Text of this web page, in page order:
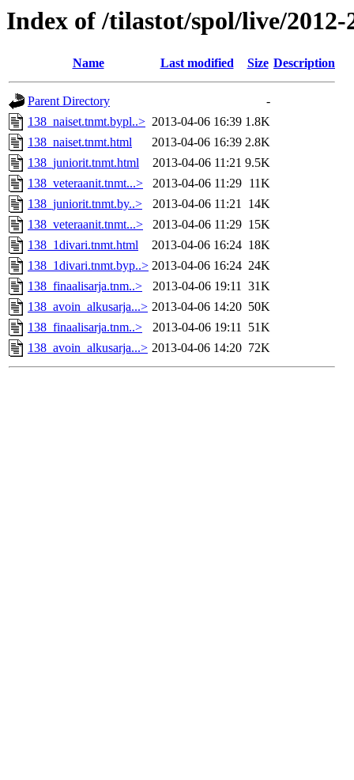
Index of /tilastot/spol/live/2012-
Name Last modified Size Description
Parent Directory
-
138_naiset.tnmt.bypl..> 2013-04-06 16:39 1.8K
138_naiset.tnmt.html
2013-04-06 16:39 2.8K
138_juniorit.tnmt.html
2013-04-06 11:21 9.5K
138_veteraanit.tnmt...>
2013-04-06 11:29 11K
138_juniorit.tnmt.by..>
2013-04-06 11:21 14K
138_veteraanit.tnmt...>
2013-04-06 11:29 15K
138_1divari.tnmt.html
2013-04-06 16:24 18K
138_1divari.tnmt.byp..> 2013-04-06 16:24 24K
138_finaalisarja.tnm..>
2013-04-06 19:11 31K
138_avoin_alkusarja...> 2013-04-06 14:20 50K
138_finaalisarja.tnm..>
2013-04-06 19:11 51K
138_avoin_alkusarja...> 2013-04-06 14:20 72K